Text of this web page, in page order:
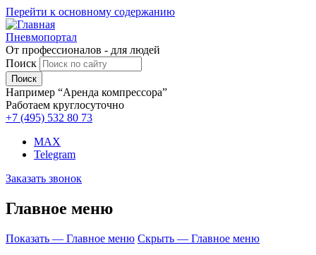
Перейти к основному содержанию
Пневмопортал
От профессионалов - для людей
Поиск
Например “Аренда компрессора”
Работаем круглосуточно
+7 (495) 532 80 73
MAX
Telegram
Заказать звонок
Главное меню
Показать — Главное меню Скрыть — Главное меню